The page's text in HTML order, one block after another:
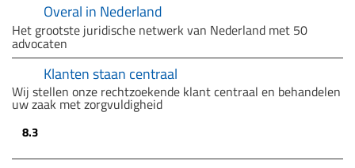
Overal in Nederland
Het grootste juridische netwerk van Nederland met 50
advocaten
Klanten staan centraal
Wij stellen onze rechtzoekende klant centraal en behandelen
uw zaak met zorgvuldigheid
8.3